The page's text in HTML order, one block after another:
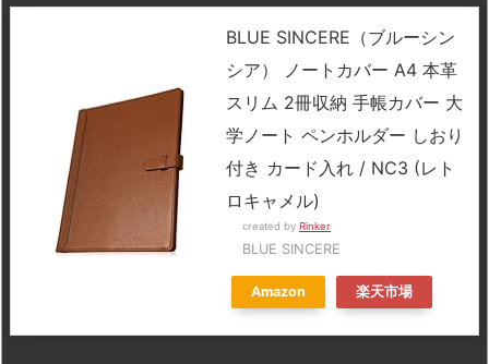
BLUE SINCERE（ブルーシン
シア） ノートカバー A4 本革
スリム 2冊収納 手帳カバー 大
学ノート ペンホルダー しおり
付き カード入れ / NC3 (レト
ロキャメル)
created by Rinker
BLUE SINCERE
Amazon 楽天市場